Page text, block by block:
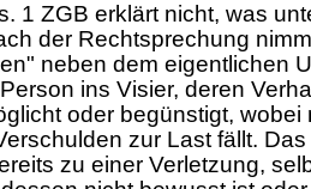
1 ZGB erklärt nicht, was
der Rechtsprechung
neben dem eigentlichen
ins Visier, deren
oder begünstigt,
zur Last fällt.
zu einer Verletzung,